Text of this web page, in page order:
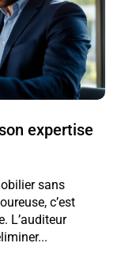
expertise
sans
c’est
L’auditeur